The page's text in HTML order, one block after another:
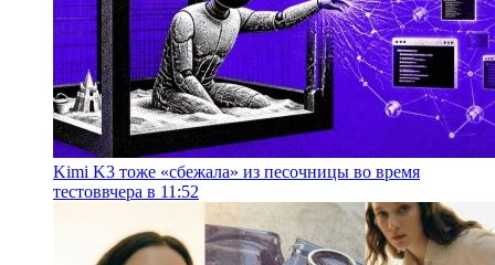
Kimi K3 тоже «сбежала» из песочницы во время
тестоввчера в 11:52